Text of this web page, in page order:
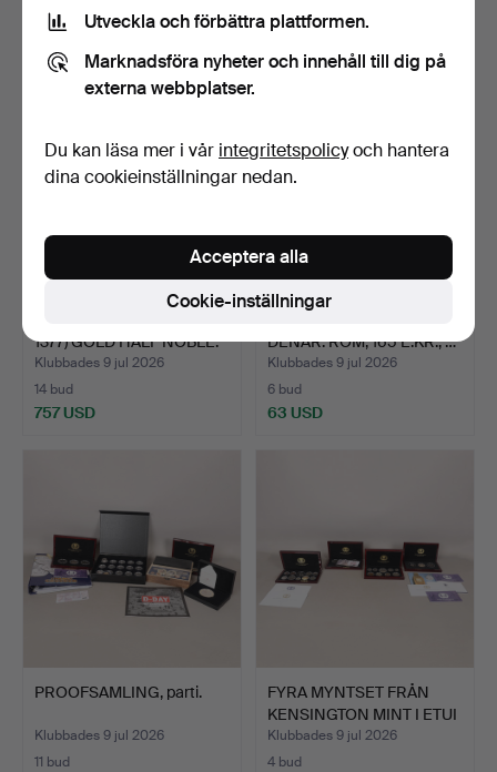
4 bud
7 bud
1377) GOLD HALF NOBLE.
Klubbades 9 jul 2026
14 bud
757 USD
DENAR. ROM, 165 E.KR., …
Klubbades 9 jul 2026
6 bud
63 USD
PROOFSAMLING, parti.
Klubbades 9 jul 2026
11 bud
FYRA MYNTSET FRÅN
KENSINGTON MINT I ETUI
(…
Klubbades 9 jul 2026
4 bud
Utveckla och förbättra plattformen.
Marknadsföra nyheter och innehåll till dig på
externa webbplatser.
Du kan läsa mer i vår integritetspolicyoch hantera
dina cookieinställningar nedan.
Cookie-inställningar
Acceptera alla